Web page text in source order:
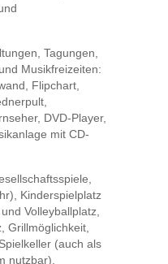
Tagungen,
Musikfreizeiten:
Flipchart,
DVD-Player,
mit CD-
Kinderspielplatz
Volleyballplatz,
Grillmöglichkeit,
(auch als
nutzbar).